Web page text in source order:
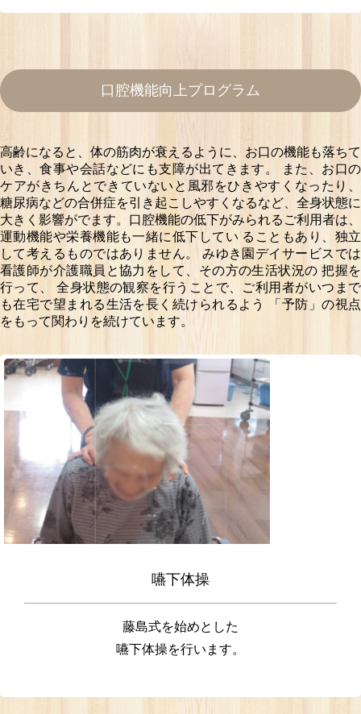
⼝腔機能向上プログラム
高齢になると、体の筋肉が衰えるように、お口の機能も落ちて
いき、食事や会話などにも支障が出てきます。
また、お口の
ケアがきちんとできていないと風邪をひきやすくなったり、
糖尿病などの合併症を引き起こしやすくなるなど、全身状態に
大きく影響がでます。口腔機能の低下がみられるご利用者は、
運動機能や栄養機能も一緒に低下してい ることもあり、独立
して考えるものではありません。
みゆき園デイサービスでは
看護師が介護職員と協力をして、その方の生活状況の 把握を
行って、
全身状態の観察を行うことで、ご利用者がいつまで
も在宅で望まれる生活を長く続けられるよう
「予防」の視点
をもって関わりを続けています。
嚥下体操
藤島式を始めとした
嚥下体操を行います。